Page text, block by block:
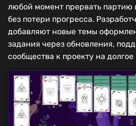
любой момент прервать партию
без потери прогресса.
добавляют новые темы
задания через обновления,
сообщества к проекту на долгое